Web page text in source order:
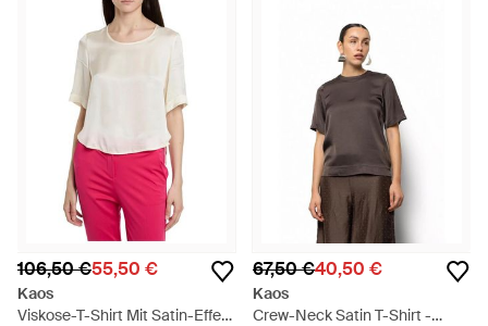
106,50 €55,50 €
Kaos
Viskose-T-Shirt Mit Satin-Effekt
67,50 €40,50 €
Kaos
Crew-Neck Satin T-Shirt -